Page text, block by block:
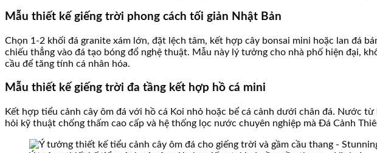
Mẫu thiết kế giếng trời phong cách tối giản Nhật Bản
Chọn 1-2 khối đá granite xám lớn, đặt lệch tâm, kết hợp cây bonsai mini hoặc lan đá
chiếu thẳng vào đá tạo bóng đổ nghệ thuật. Mẫu này lý tưởng cho nhà phố hiện đại,
cầu để tăng tính cá nhân hóa.
Mẫu thiết kế giếng trời đa tầng kết hợp hồ cá mini
Kết hợp tiểu cảnh cây ôm đá với hồ cá Koi nhỏ hoặc bể cá cảnh dưới chân đá. Nước
hỏi kỹ thuật chống thấm cao cấp và hệ thống lọc nước chuyên nghiệp mà Đá Cảnh